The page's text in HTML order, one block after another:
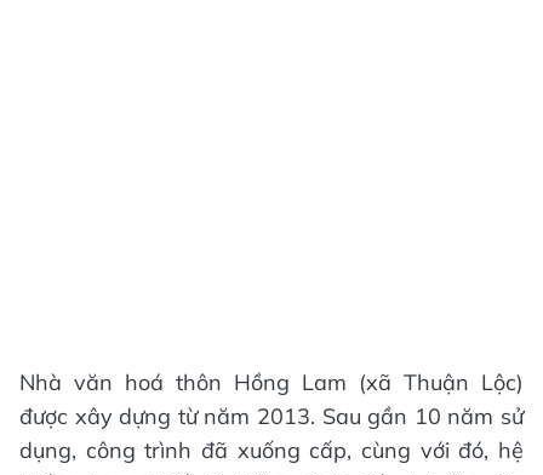
Nhà văn hoá thôn Hồng Lam (xã Thuận Lộc)
được xây dựng từ năm 2013. Sau gần 10 năm sử
dụng, công trình đã xuống cấp, cùng với đó, hệ